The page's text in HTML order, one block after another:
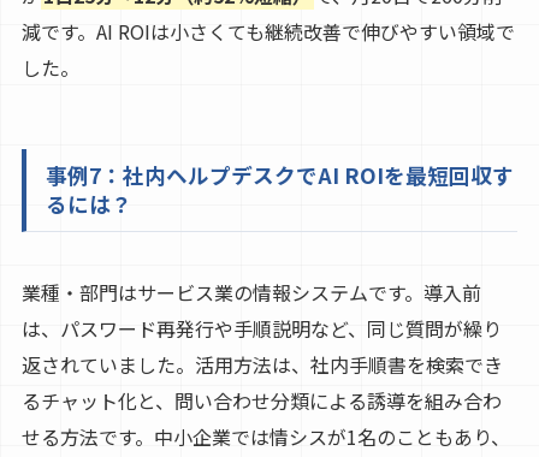
減です。AI ROIは小さくても継続改善で伸びやすい領域で
した。
事例7：社内ヘルプデスクでAI ROIを最短回収す
るには？
業種・部門はサービス業の情報システムです。導入前
は、パスワード再発行や手順説明など、同じ質問が繰り
返されていました。活用方法は、社内手順書を検索でき
るチャット化と、問い合わせ分類による誘導を組み合わ
せる方法です。中小企業では情シスが1名のこともあり、